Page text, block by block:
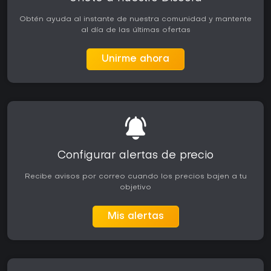
Obtén ayuda al instante de nuestra comunidad y mantente
al día de las últimas ofertas
Unirme ahora
Configurar alertas de precio
Recibe avisos por correo cuando los precios bajen a tu
objetivo
Mis alertas